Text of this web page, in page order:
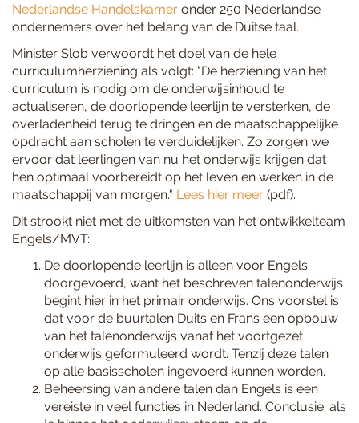
Nederlandse Handelskamer onder 250 Nederlandse
ondernemers over het belang van de Duitse taal.
Minister Slob verwoordt het doel van de hele
curriculumherziening als volgt: "De herziening van het
curriculum is nodig om de onderwijsinhoud te
actualiseren, de doorlopende leerlijn te versterken, de
overladenheid terug te dringen en de maatschappelijke
opdracht aan scholen te verduidelijken. Zo zorgen we
ervoor dat leerlingen van nu het onderwijs krijgen dat
hen optimaal voorbereidt op het leven en werken in de
maatschappij van morgen." Lees hier meer (pdf).
Dit strookt niet met de uitkomsten van het ontwikkelteam
Engels/MVT:
De doorlopende leerlijn is alleen voor Engels
doorgevoerd, want het beschreven talenonderwijs
begint hier in het primair onderwijs. Ons voorstel is
dat voor de buurtalen Duits en Frans een opbouw
van het talenonderwijs vanaf het voortgezet
onderwijs geformuleerd wordt. Tenzij deze talen
op alle basisscholen ingevoerd kunnen worden.
Beheersing van andere talen dan Engels is een
vereiste in veel functies in Nederland. Conclusie: als